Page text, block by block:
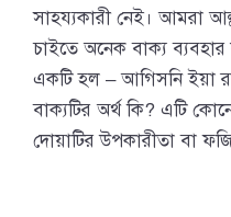
সাহয্যকারী নেই। আমরা
চাইতে অনেক বাক্য
একটি হল – আগিসনি ইয়া
বাক্যটির অর্থ কি? এটি
দোয়াটির উপকারীতা বা